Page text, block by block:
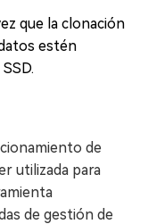
que la clonación
estén
de
utilizada para
de gestión de